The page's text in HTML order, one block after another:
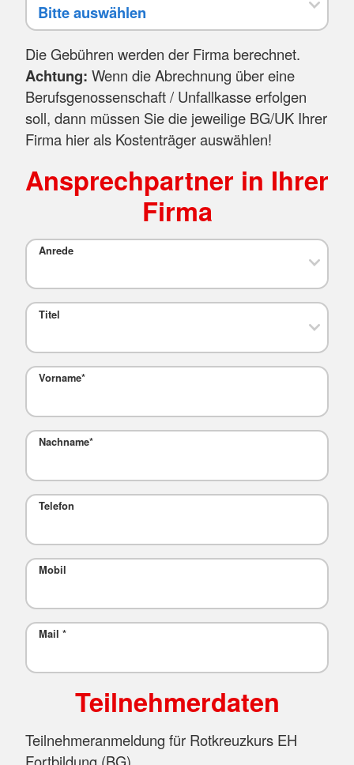
Die Gebühren werden der Firma berechnet.
Achtung: Wenn die Abrechnung über eine
Berufsgenossenschaft / Unfallkasse erfolgen
soll, dann müssen Sie die jeweilige BG/UK Ihrer
Firma hier als Kostenträger auswählen!
Ansprechpartner in Ihrer
Firma
Anrede
Titel
Vorname*
Nachname*
Telefon
Mobil
Mail *
Teilnehmerdaten
Teilnehmeranmeldung für Rotkreuzkurs EH
Fortbildung (BG)